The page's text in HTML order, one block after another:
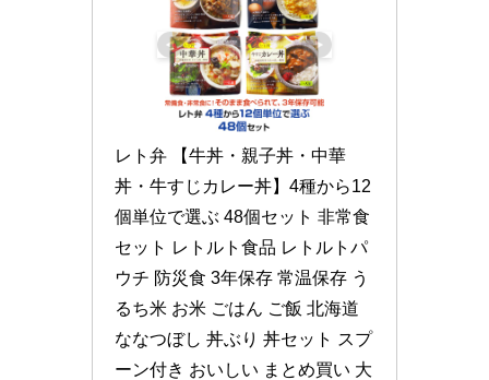
レト弁 【牛丼・親子丼・中華
丼・牛すじカレー丼】4種から12
個単位で選ぶ 48個セット 非常食
セット レトルト食品 レトルトパ
ウチ 防災食 3年保存 常温保存 う
るち米 お米 ごはん ご飯 北海道
ななつぼし 丼ぶり 丼セット スプ
ーン付き おいしい まとめ買い 大